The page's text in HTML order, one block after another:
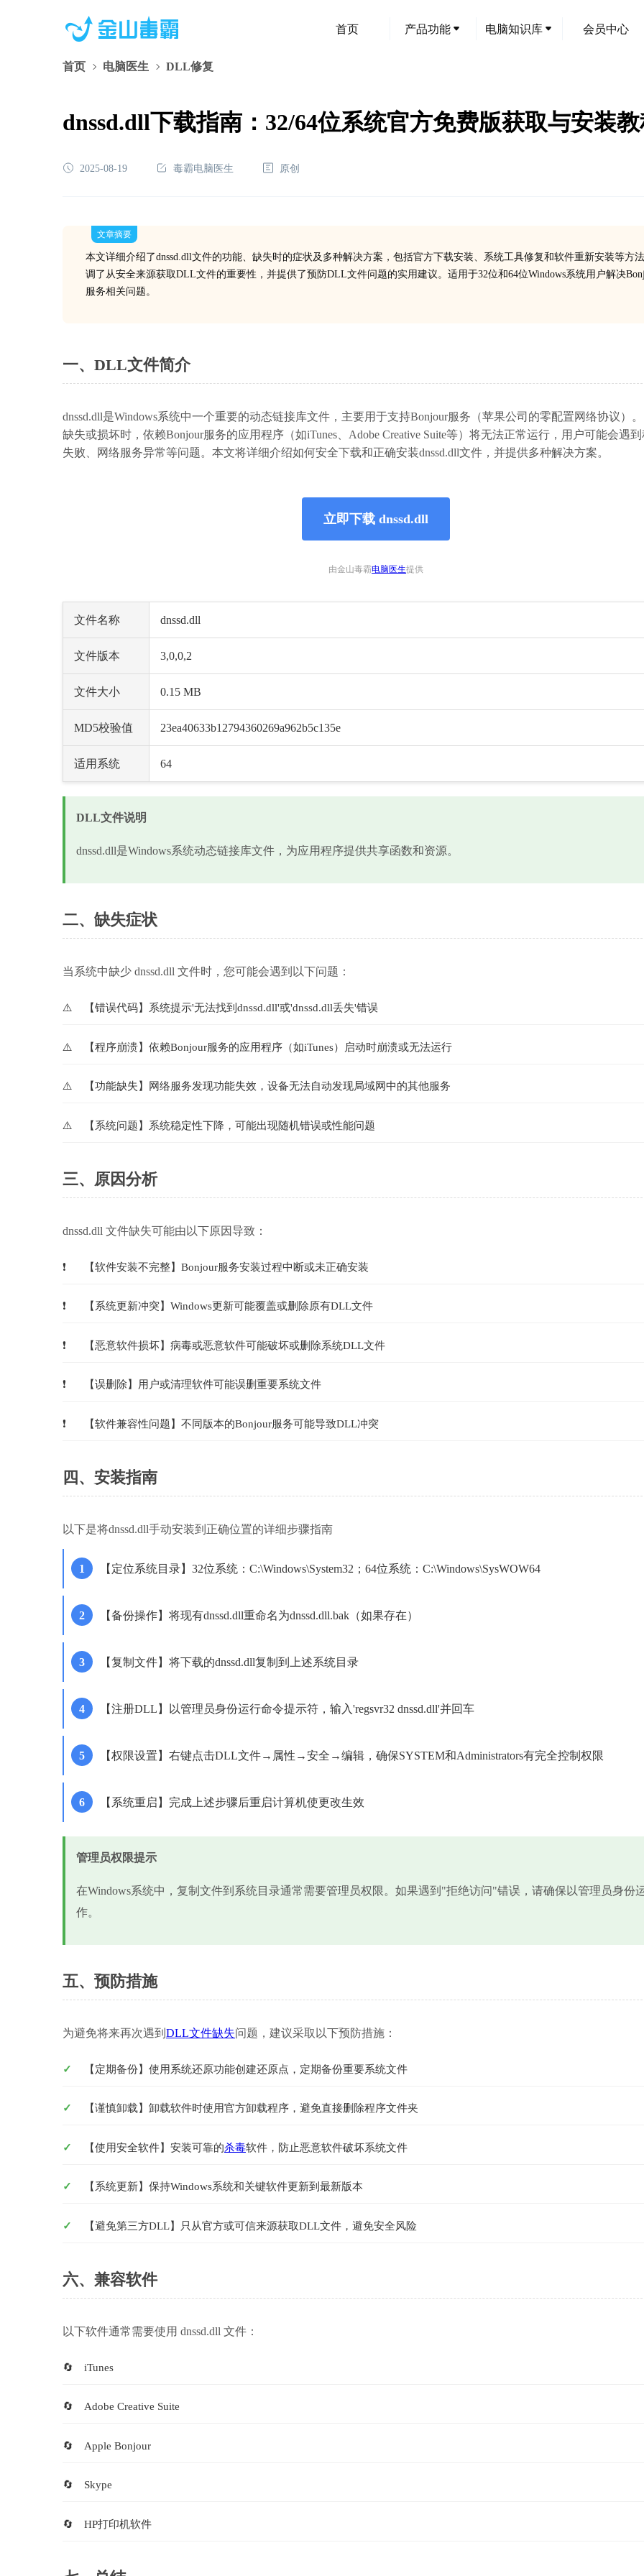
首页 产品功能 电脑知识库 会员中心
首页 电脑医生 DLL修复
dnssd.dll下载指南：32/64位系统官方免费版获取与安装
2025-08-19 毒霸电脑医生 原创
文章摘要
本文详细介绍了dnssd.dll文件的功能、缺失时的症状及多种解决方案，包括官方下载安装、系统工具修复和软件重新安装等方
调了从安全来源获取DLL文件的重要性，并提供了预防DLL文件问题的实用建议。适用于32位和64位Windows系统用户解决
服务相关问题。
一、DLL文件简介
dnssd.dll是Windows系统中一个重要的动态链接库文件，主要用于支持Bonjour服务（苹果公司的零配置网络协议）
缺失或损坏时，依赖Bonjour服务的应用程序（如iTunes、Adobe Creative Suite等）将无法正常运行，用户可能会遇
失败、网络服务异常等问题。本文将详细介绍如何安全下载和正确安装dnssd.dll文件，并提供多种解决方案。
立即下载 dnssd.dll
由金山毒霸电脑医生提供
文件名称 dnssd.dll
文件版本 3,0,0,2
文件大小 0.15 MB
MD5校验值 23ea40633b12794360269a962b5c135e
适用系统 64
DLL文件说明
dnssd.dll是Windows系统动态链接库文件，为应用程序提供共享函数和资源。
二、缺失症状
当系统中缺少 dnssd.dll 文件时，您可能会遇到以下问题：
【错误代码】系统提示'无法找到dnssd.dll'或'dnssd.dll丢失'错误
【程序崩溃】依赖Bonjour服务的应用程序（如iTunes）启动时崩溃或无法运行
【功能缺失】网络服务发现功能失效，设备无法自动发现局域网中的其他服务
【系统问题】系统稳定性下降，可能出现随机错误或性能问题
三、原因分析
dnssd.dll 文件缺失可能由以下原因导致：
【软件安装不完整】Bonjour服务安装过程中断或未正确安装
【系统更新冲突】Windows更新可能覆盖或删除原有DLL文件
【恶意软件损坏】病毒或恶意软件可能破坏或删除系统DLL文件
【误删除】用户或清理软件可能误删重要系统文件
【软件兼容性问题】不同版本的Bonjour服务可能导致DLL冲突
四、安装指南
以下是将dnssd.dll手动安装到正确位置的详细步骤指南
【定位系统目录】32位系统：C:\Windows\System32；64位系统：C:\Windows\SysWOW64
【备份操作】将现有dnssd.dll重命名为dnssd.dll.bak（如果存在）
【复制文件】将下载的dnssd.dll复制到上述系统目录
【注册DLL】以管理员身份运行命令提示符，输入'regsvr32 dnssd.dll'并回车
【权限设置】右键点击DLL文件→属性→安全→编辑，确保SYSTEM和Administrators有完全控制权限
【系统重启】完成上述步骤后重启计算机使更改生效
管理员权限提示
在Windows系统中，复制文件到系统目录通常需要管理员权限。如果遇到"拒绝访问"错误，请确保以管理员身份
作。
五、预防措施
为避免将来再次遇到 DLL文件缺失问题，建议采取以下预防措施：
【定期备份】使用系统还原功能创建还原点，定期备份重要系统文件
【谨慎卸载】卸载软件时使用官方卸载程序，避免直接删除程序文件夹
【使用安全软件】安装可靠的杀毒软件，防止恶意软件破坏系统文件
【系统更新】保持Windows系统和关键软件更新到最新版本
【避免第三方DLL】只从官方或可信来源获取DLL文件，避免安全风险
六、兼容软件
以下软件通常需要使用 dnssd.dll 文件：
iTunes
Adobe Creative Suite
Apple Bonjour
Skype
HP打印机软件